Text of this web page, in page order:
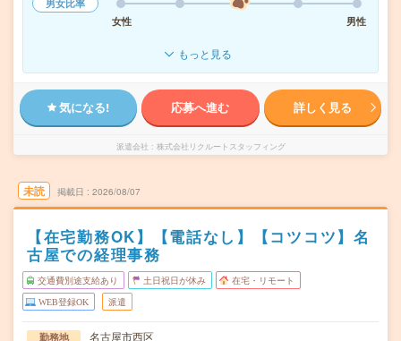
男女比率
女性
男性
もっと見る
気になる! 応募へ進む 詳しく見る
派遣会社 株式会社リクルートスタッフィング
未読 掲載日 2026/08/07
【在宅勤務OK】【電話なし】【コツコツ】名
古屋での経理事務
交通費別途支給あり 土日祝日が休み 在宅・リモート
WEB登録OK 派遣
勤務地
名古屋市西区